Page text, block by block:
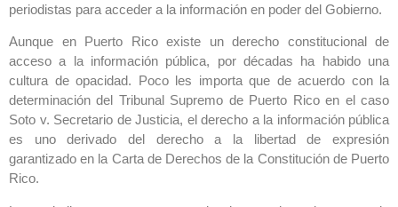
periodistas para acceder a la información en poder del Gobierno.
Aunque en Puerto Rico existe un derecho constitucional de
acceso a la información pública, por décadas ha habido una
cultura de opacidad. Poco les importa que de acuerdo con la
determinación del Tribunal Supremo de Puerto Rico en el caso
Soto v. Secretario de Justicia, el derecho a la información pública
es uno derivado del derecho a la libertad de expresión
garantizado en la Carta de Derechos de la Constitución de Puerto
Rico.